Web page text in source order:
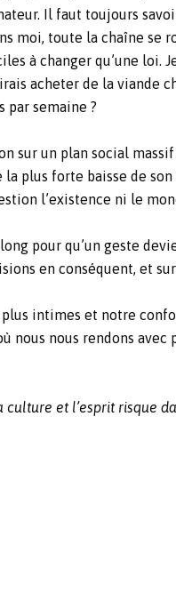
Il faut toujours
moi, toute la chaîne
à changer qu’une loi.
acheter de la viande
par semaine ?
sur un plan social
plus forte baisse de
l’existence ni le
pour qu’un geste
en conséquent, et
intimes et notre
nous rendons
et l’esprit risque